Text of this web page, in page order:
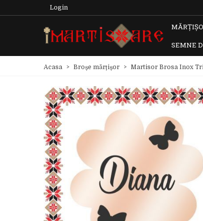
Login
SEMNE
Acasa > Broșe mărțișor > Martisor Brosa Inox